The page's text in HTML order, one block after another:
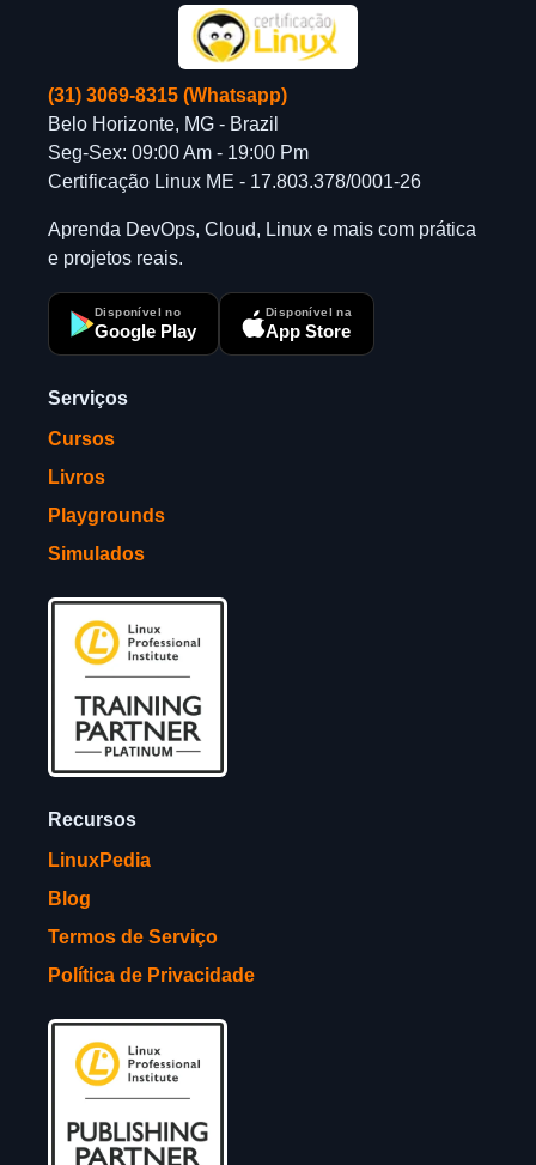
(31) 3069-8315 (Whatsapp)
Belo Horizonte, MG - Brazil
Seg-Sex: 09:00 Am - 19:00 Pm
Certificação Linux ME - 17.803.378/0001-26
Aprenda DevOps, Cloud, Linux e mais com prática
e projetos reais.
Disponível no
Google Play
Disponível na
App Store
Serviços
Cursos
Livros
Playgrounds
Simulados
Recursos
LinuxPedia
Blog
Termos de Serviço
Política de Privacidade